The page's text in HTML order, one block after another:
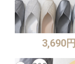
3,690円